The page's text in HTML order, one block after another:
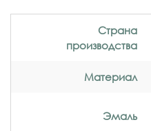
Страна
производства
Материал
Эмаль